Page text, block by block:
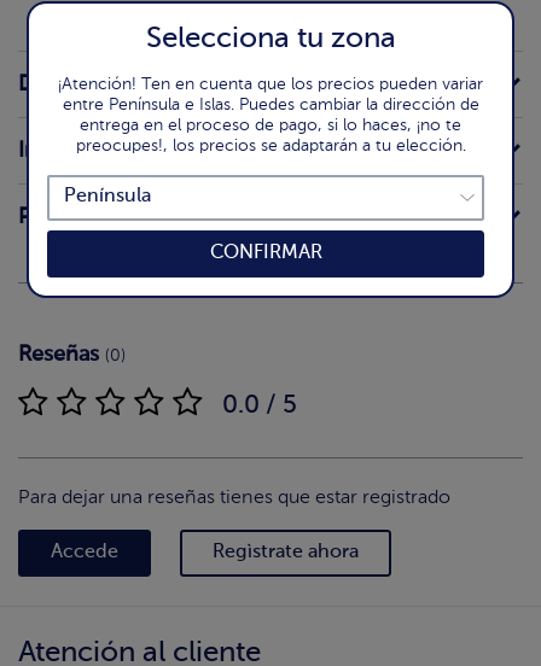
Descripción de la receta
Ingredientes
Preparación
Reseñas (0)
0.0 / 5
Para dejar una reseñas tienes que estar registrado
Accede Regìstrate ahora
Atención al cliente
Selecciona tu zona
¡Atención! Ten en cuenta que los precios pueden variar
entre Península e Islas. Puedes cambiar la dirección de
entrega en el proceso de pago, si lo haces, ¡no te
preocupes!, los precios se adaptarán a tu elección.
CONFIRMAR